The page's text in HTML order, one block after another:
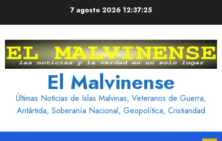
7 agosto 2026 12:37:26
El Malvinense
Últimas Noticias de Islas Malvinas, Veteranos de Guerra,
Antártida, Soberanía Nacional, Geopolítica, Cristiandad